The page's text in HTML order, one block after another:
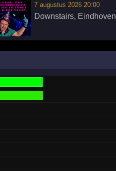
7 augustus 2026 20:00
Downstairs, Eindhoven